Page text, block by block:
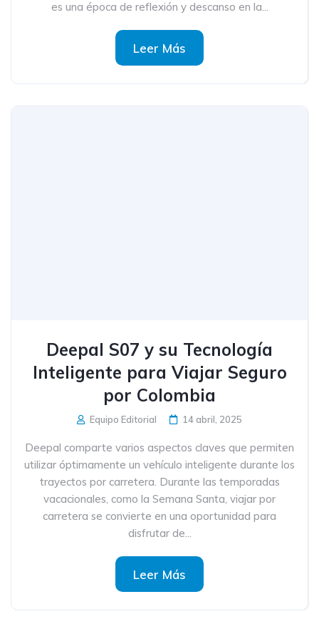
es una época de reflexión y descanso en la...
Leer Más
Deepal S07 y su Tecnología
Inteligente para Viajar Seguro
por Colombia
Equipo Editorial 14 abril, 2025
Deepal comparte varios aspectos claves que permiten
utilizar óptimamente un vehículo inteligente durante los
trayectos por carretera. Durante las temporadas
vacacionales, como la Semana Santa, viajar por
carretera se convierte en una oportunidad para
disfrutar de...
Leer Más